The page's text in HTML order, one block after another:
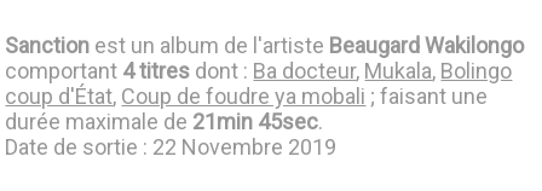
Sanction est un album de l'artiste Beaugard Wakilongo
comportant 4 titres dont : Ba docteur, Mukala, Bolingo
coup d'État, Coup de foudre ya mobali ; faisant une
durée maximale de 21min 45sec.
Date de sortie : 22 Novembre 2019